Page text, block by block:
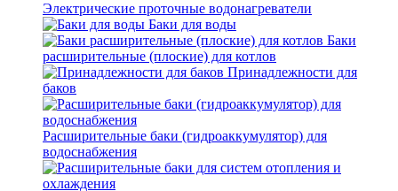
Электрические проточные водонагреватели
Баки для воды
Баки
расширительные (плоские) для котлов
Принадлежности для
баков
Расширительные баки (гидроаккумулятор) для
водоснабжения